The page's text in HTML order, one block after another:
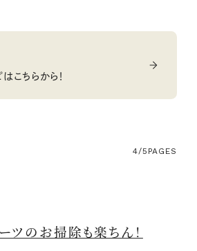
こちらから！
4/5 PAGES
ツのお掃除も楽ちん！